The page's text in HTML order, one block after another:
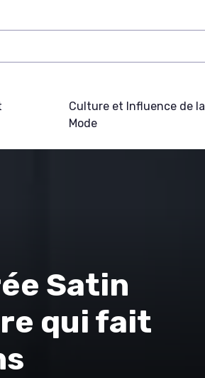
Culture et Influence de la
Mode
Satin
qui fait